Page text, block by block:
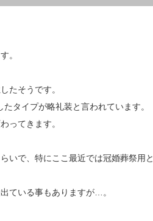
。
たそうです。
タイプが略礼装と言われています。
ってきます。
いで、特にここ最近では冠婚葬祭用と
ている事もありますが…。